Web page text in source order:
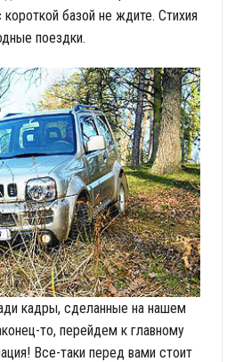
короткой базой не ждите. Стихия
поездки.
кадры, сделанные на нашем
то, перейдем к главному
Все-таки перед вами стоит